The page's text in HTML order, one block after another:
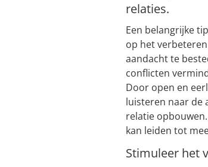
relaties.
Een belangrijke
op het
aandacht te
conflicten
Door open en
luisteren naar de
relatie
kan leiden tot
Stimuleer het